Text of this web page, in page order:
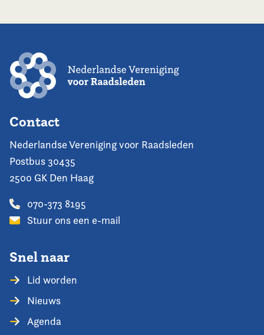
Contact
Nederlandse Vereniging voor Raadsleden
Postbus 30435
2500 GK Den Haag
070-373 8195
Stuur ons een e-mail
Snel naar
Lid worden
Nieuws
Agenda